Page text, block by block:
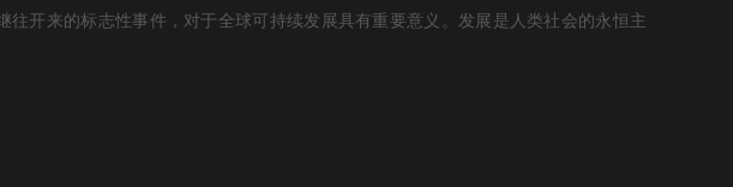
往开来的标志性事件，对于全球可持续发展具有重要意义。发展是人类社会的永恒主